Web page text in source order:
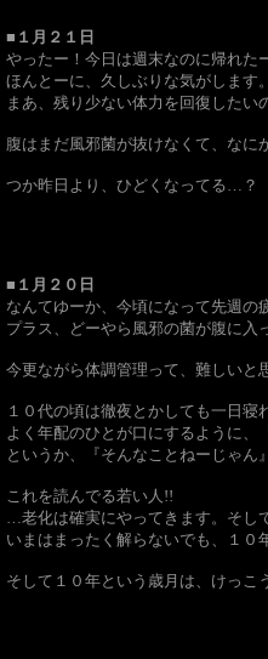
■１月２１日
やったー！今日は週末なのに帰れた
ほんとーに、久しぶりな気がします。
まあ、残り少ない体力を回復したい
腹はまだ風邪菌が抜けなくて、なに
つか昨日より、ひどくなってる…？
■１月２０日
なんてゆーか、今頃になって先週の
プラス、どーやら風邪の菌が腹に
今更ながら体調管理って、難しいと
１０代の頃は徹夜とかしても一日寝
よく年配のひとが口にするように
というか、『そんなことねーじゃん
これを読んでる若い人!!
…老化は確実にやってきます。そし
いまはまったく解らないでも、１０
そして１０年という歳月は、けっこ